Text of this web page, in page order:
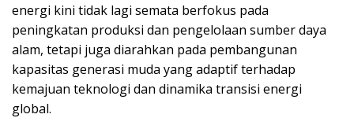
energi kini tidak lagi semata berfokus pada
peningkatan produksi dan pengelolaan sumber daya
alam, tetapi juga diarahkan pada pembangunan
kapasitas generasi muda yang adaptif terhadap
kemajuan teknologi dan dinamika transisi energi
global.